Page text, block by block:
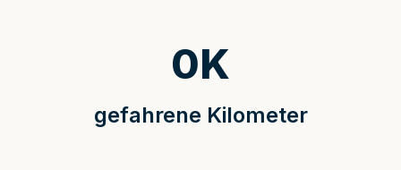
gefahrene Kilometer
0K